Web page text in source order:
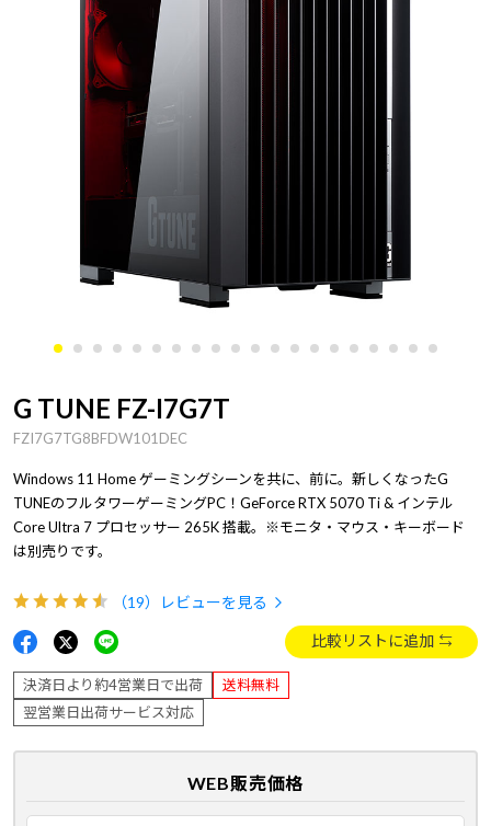
G TUNE FZ-I7G7T
FZI7G7TG8BFDW101DEC
Windows 11 Home ゲーミングシーンを共に、前に。新しくなったG
TUNEのフルタワーゲーミングPC！GeForce RTX 5070 Ti & インテル
Core Ultra 7 プロセッサー 265K 搭載。※モニタ・マウス・キーボード
は別売りです。
（19） レビューを見る
比較リストに追加
決済日より約4営業日で出荷
送料無料
翌営業日出荷サービス対応
WEB販売価格